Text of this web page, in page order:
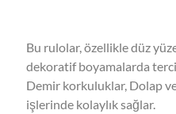
Bu rulolar, özellikle düz
dekoratif boyamalarda
Demir korkuluklar, Dolap
işlerinde kolaylık sağlar.